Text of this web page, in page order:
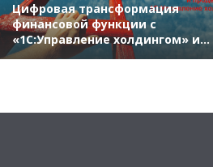
Цифровая трансформация
финансовой функции с
«1С:Управление холдингом» и
«1С:Управление холдингом. ERP».